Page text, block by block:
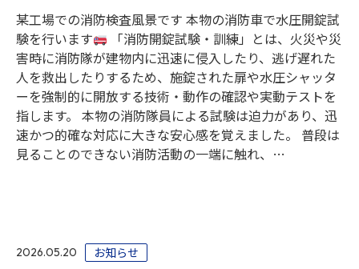
某工場での消防検査風景です 本物の消防車で水圧開錠試
験を行います
「消防開錠試験・訓練」とは、火災や災
害時に消防隊が建物内に迅速に侵入したり、逃げ遅れた
人を救出したりするため、施錠された扉や水圧シャッタ
ーを強制的に開放する技術・動作の確認や実動テストを
指します。 本物の消防隊員による試験は迫力があり、迅
速かつ的確な対応に大きな安心感を覚えました。 普段は
見ることのできない消防活動の一端に触れ、…
2026.05.20 お知らせ